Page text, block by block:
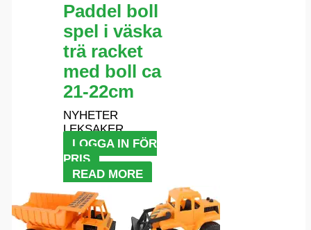
Paddel boll
spel i väska
trä racket
med boll ca
21-22cm
NYHETER
LEKSAKER
LOGGA IN FÖR
PRIS
READ MORE